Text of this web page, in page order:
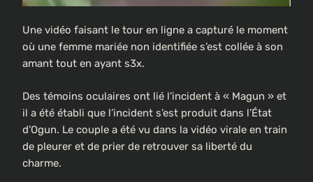
Une vidéo faisant le tour en ligne a capturé le moment
où une femme mariée non identifiée s’est collée à son
amant tout en ayant s3x.
Des témoins oculaires ont lié l’incident à « Magun » et
il a été établi que l’incident s’est produit dans l’État
d’Ogun. Le couple a été vu dans la vidéo virale en train
de pleurer et de prier de retrouver sa liberté du
charme.